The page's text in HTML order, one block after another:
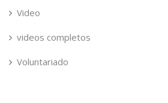
Video
videos completos
Voluntariado